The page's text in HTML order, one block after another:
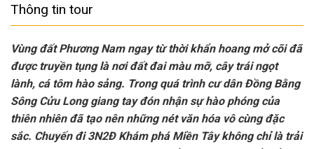
Thông tin tour
Vùng đất Phương Nam ngay từ thời khẩn hoang mở cõi đã
được truyền tụng là nơi đất đai màu mỡ, cây trái ngọt
lành, cá tôm hào sảng. Trong quá trình cư dân Đồng Bằng
Sông Cửu Long giang tay đón nhận sự hào phóng của
thiên nhiên đã tạo nên những nét văn hóa vô cùng đặc
sắc. Chuyến đi 3N2Đ Khám phá Miền Tây không chỉ là trải